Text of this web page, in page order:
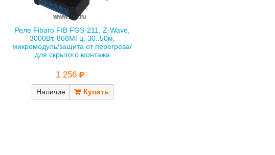
Реле Fibaro FIB FGS-211, Z-Wave,
3000Вт, 868МГц, 30..50м,
микромодуль/защита от перегрева/
для скрытого монтажа
1 256
Наличие